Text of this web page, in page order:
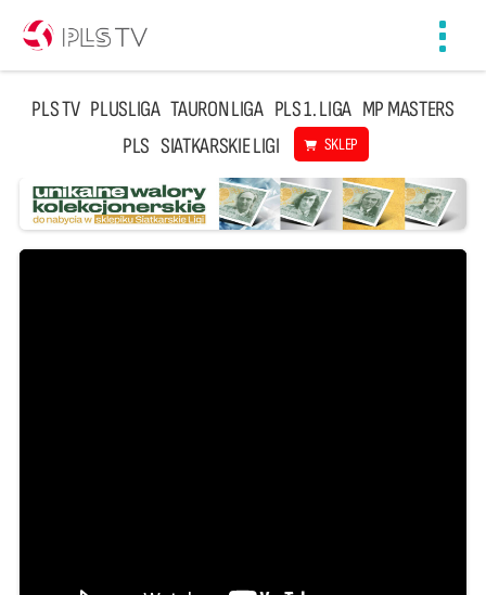
PLS TV PLUSLIGA TAURON LIGA PLS 1. LIGA MP MASTERS
PLS SIATKARSKIE LIGI SKLEP